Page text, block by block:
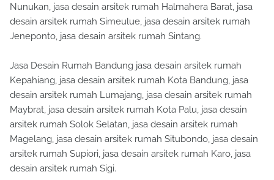
Nunukan, jasa desain arsitek rumah Halmahera Barat, jasa
desain arsitek rumah Simeulue, jasa desain arsitek rumah
Jeneponto, jasa desain arsitek rumah Sintang.
Jasa Desain Rumah Bandung jasa desain arsitek rumah
Kepahiang, jasa desain arsitek rumah Kota Bandung, jasa
desain arsitek rumah Lumajang, jasa desain arsitek rumah
Maybrat, jasa desain arsitek rumah Kota Palu, jasa desain
arsitek rumah Solok Selatan, jasa desain arsitek rumah
Magelang, jasa desain arsitek rumah Situbondo, jasa desain
arsitek rumah Supiori, jasa desain arsitek rumah Karo, jasa
desain arsitek rumah Sigi.